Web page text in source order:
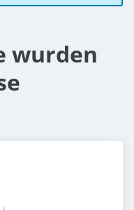
wurden